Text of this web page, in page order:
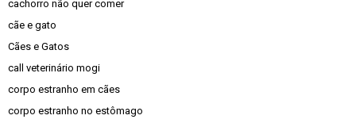
cachorro não quer comer
cãe e gato
Cães e Gatos
call veterinário mogi
corpo estranho em cães
corpo estranho no estômago